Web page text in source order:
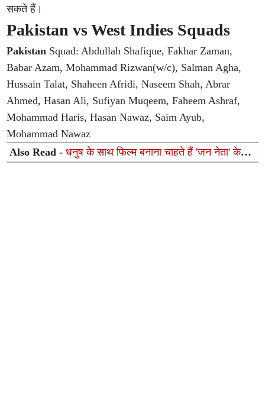
सकते हैं।
Pakistan vs West Indies Squads
Pakistan Squad: Abdullah Shafique, Fakhar Zaman,
Babar Azam, Mohammad Rizwan(w/c), Salman Agha,
Hussain Talat, Shaheen Afridi, Naseem Shah, Abrar
Ahmed, Hasan Ali, Sufiyan Muqeem, Faheem Ashraf,
Mohammad Haris, Hasan Nawaz, Saim Ayub,
Mohammad Nawaz
Also Read -धनुष के साथ फिल्म बनाना चाहते हैं 'जन नेता' के
निर्देशक एच. विनोथ, जानिए क्यों अटक रही है बात